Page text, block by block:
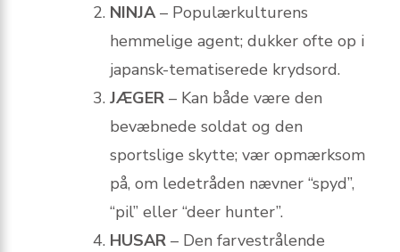
NINJA– Populærkulturens
hemmelige agent; dukker ofte op i
japansk-tematiserede krydsord.
JÆGER – Kan både være den
bevæbnede soldat og den
sportslige skytte; vær opmærksom
på, om lede­tråden nævner “spyd”,
“pil” eller “deer hunter”.
HUSAR – Den farvestrålende